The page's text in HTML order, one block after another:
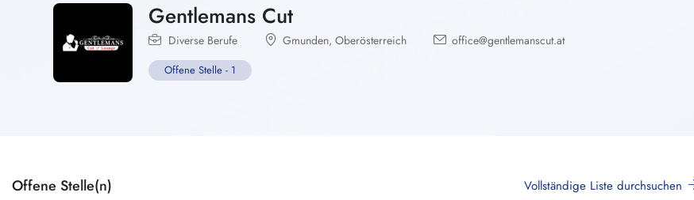
Gentlemans Cut
Diverse Berufe Gmunden, Oberösterreich office@gentlemanscut.at
Offene Stelle - 1
Offene Stelle(n) Vollständige Liste durchsuchen